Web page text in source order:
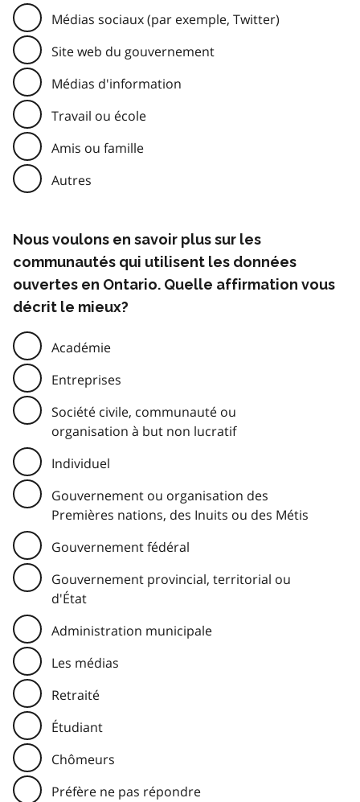
Médias sociaux (par exemple, Twitter)
Site web du gouvernement
Médias d'information
Travail ou école
Amis ou famille
Autres
Nous voulons en savoir plus sur les
communautés qui utilisent les données
ouvertes en Ontario. Quelle affirmation vous
décrit le mieux?
Académie
Entreprises
Société civile, communauté ou
organisation à but non lucratif
Individuel
Gouvernement ou organisation des
Premières nations, des Inuits ou des Métis
Gouvernement fédéral
Gouvernement provincial, territorial ou
d'État
Administration municipale
Les médias
Retraité
Étudiant
Chômeurs
Préfère ne pas répondre